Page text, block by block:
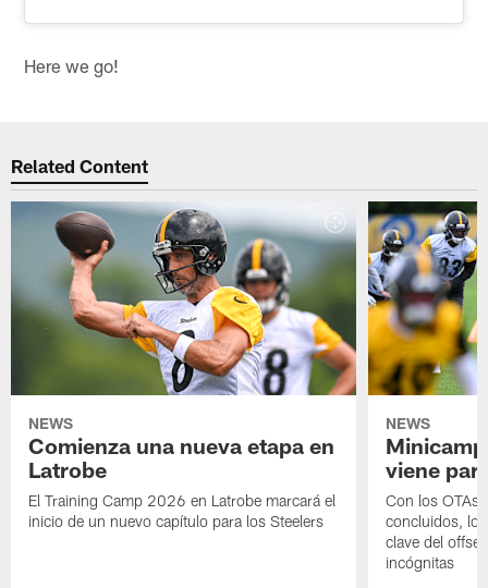
Here we go!
Related Content
NEWS
Comienza una nueva etapa en
Latrobe
El Training Camp 2026 en Latrobe marcará el
inicio de un nuevo capítulo para los Steelers
NEWS
viene
Con los OTAs
concluidos,
clave del
incógnitas